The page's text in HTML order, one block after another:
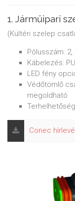
1. Járműipari
(Kültéri szelep
Pólusszám: 2,
Kábelezés:
LED fény
Védőtömlő
megoldható
Conec